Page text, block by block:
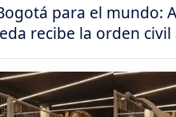
para el mundo:
recibe la orden